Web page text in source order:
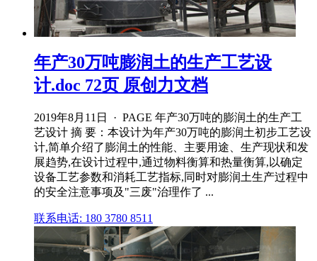
年产30万吨膨润土的生产工艺设
计.doc 72页 原创力文档
2019年8月11日 · PAGE 年产30万吨的膨润土的生产工
艺设计 摘 要：本设计为年产30万吨的膨润土初步工艺设
计,简单介绍了膨润土的性能、主要用途、生产现状和发
展趋势,在设计过程中,通过物料衡算和热量衡算,以确定
设备工艺参数和消耗工艺指标,同时对膨润土生产过程中
的安全注意事项及"三废"治理作了 ...
联系电话: 180 3780 8511